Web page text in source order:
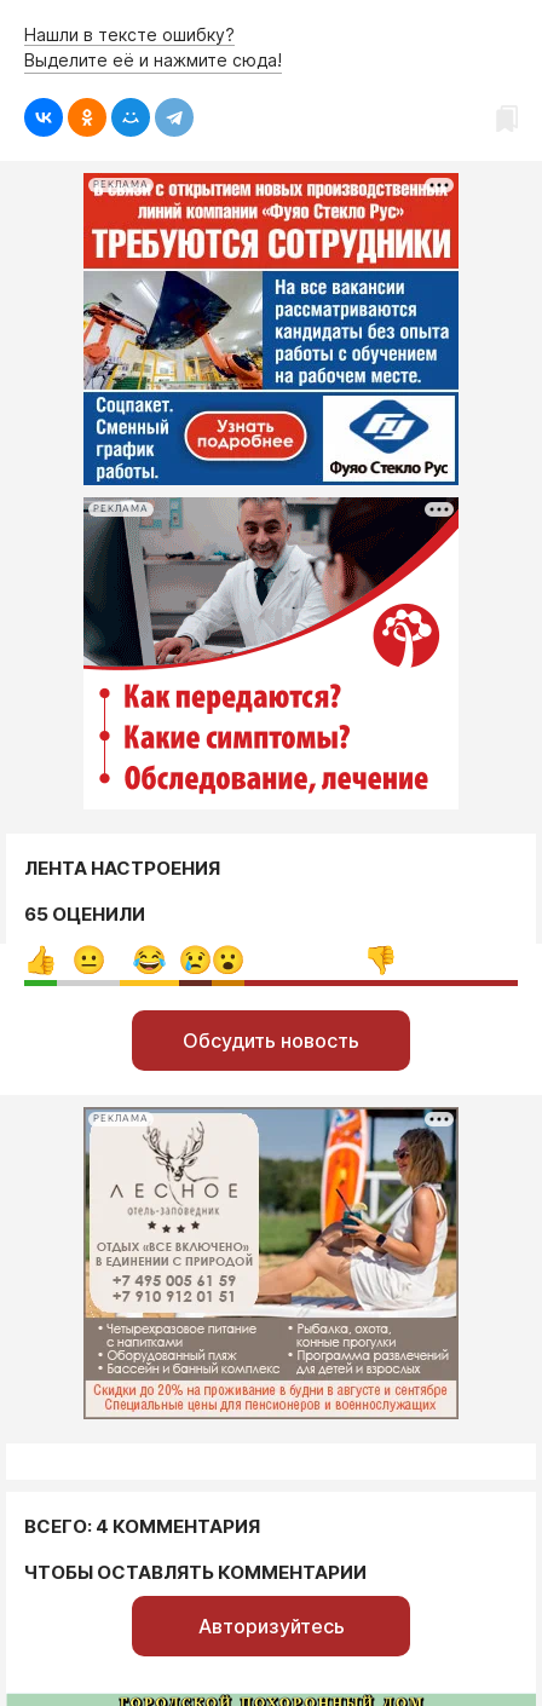
Нашли в тексте ошибку?
Выделите её и нажмите сюда!
РЕКЛАМА
РЕКЛАМА
ЛЕНТА НАСТРОЕНИЯ
65 ОЦЕНИЛИ
Обсудить новость
РЕКЛАМА
ВСЕГО: 4 КОММЕНТАРИЯ
ЧТОБЫ ОСТАВЛЯТЬ КОММЕНТАРИИ
Авторизуйтесь